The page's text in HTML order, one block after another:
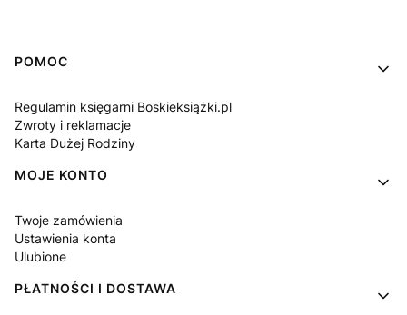
Linki w stopce
POMOC
Regulamin księgarni Boskieksiążki.pl
Zwroty i reklamacje
Karta Dużej Rodziny
MOJE KONTO
Twoje zamówienia
Ustawienia konta
Ulubione
PŁATNOŚCI I DOSTAWA